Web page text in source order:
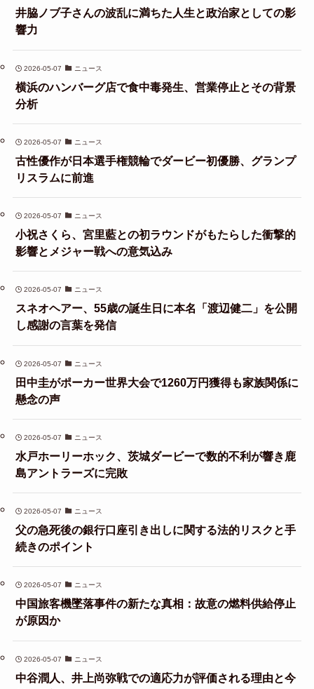
井脇ノブ子さんの波乱に満ちた人生と政治家としての影
響力
2026-05-07 ニュース
横浜のハンバーグ店で食中毒発生、営業停止とその背景
分析
2026-05-07 ニュース
古性優作が日本選手権競輪でダービー初優勝、グランプ
リスラムに前進
2026-05-07 ニュース
小祝さくら、宮里藍との初ラウンドがもたらした衝撃的
影響とメジャー戦への意気込み
2026-05-07 ニュース
スネオヘアー、55歳の誕生日に本名「渡辺健二」を公開
し感謝の言葉を発信
2026-05-07 ニュース
田中圭がポーカー世界大会で1260万円獲得も家族関係に
懸念の声
2026-05-07 ニュース
水戸ホーリーホック、茨城ダービーで数的不利が響き鹿
島アントラーズに完敗
2026-05-07 ニュース
父の急死後の銀行口座引き出しに関する法的リスクと手
続きのポイント
2026-05-07 ニュース
中国旅客機墜落事件の新たな真相：故意の燃料供給停止
が原因か
2026-05-07 ニュース
中谷潤人、井上尚弥戦での適応力が評価される理由と今